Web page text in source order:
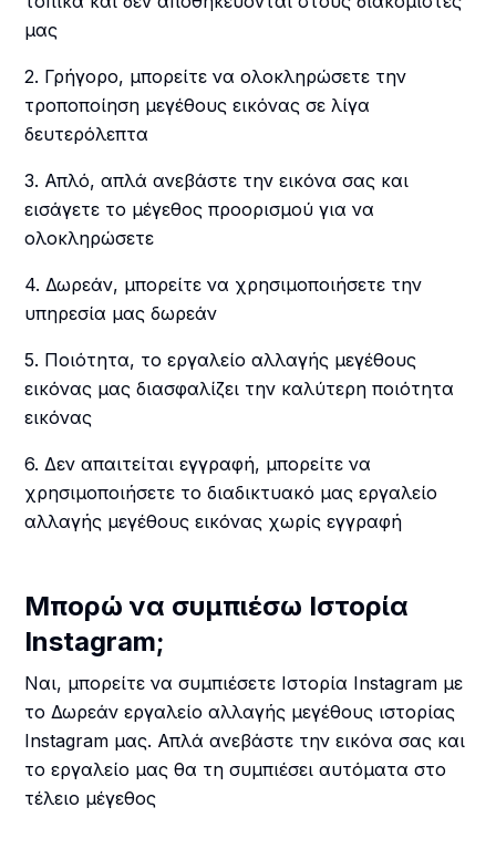
μας
2. Γρήγορο, μπορείτε να ολοκληρώσετε την
τροποποίηση μεγέθους εικόνας σε λίγα
δευτερόλεπτα
3. Απλό, απλά ανεβάστε την εικόνα σας και
εισάγετε το μέγεθος προορισμού για να
ολοκληρώσετε
4. Δωρεάν, μπορείτε να χρησιμοποιήσετε την
υπηρεσία μας δωρεάν
5. Ποιότητα, το εργαλείο αλλαγής μεγέθους
εικόνας μας διασφαλίζει την καλύτερη ποιότητα
εικόνας
6. Δεν απαιτείται εγγραφή, μπορείτε να
χρησιμοποιήσετε το διαδικτυακό μας εργαλείο
αλλαγής μεγέθους εικόνας χωρίς εγγραφή
Μπορώ να συμπιέσω Ιστορία
Instagram;
Ναι, μπορείτε να συμπιέσετε Ιστορία Instagram με
το Δωρεάν εργαλείο αλλαγής μεγέθους ιστορίας
Instagram μας. Απλά ανεβάστε την εικόνα σας και
το εργαλείο μας θα τη συμπιέσει αυτόματα στο
τέλειο μέγεθος